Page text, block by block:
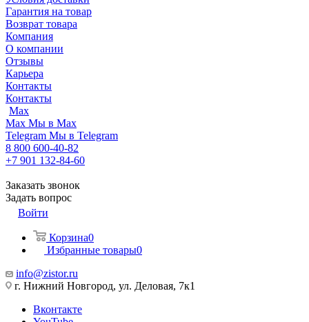
Гарантия на товар
Возврат товара
Компания
О компании
Отзывы
Карьера
Контакты
Контакты
Max
Max Мы в Max
Telegram Мы в Telegram
8 800 600-40-82
+7 901 132-84-60
Заказать звонок
Задать вопрос
Войти
Корзина0
Избранные товары0
info@zistor.ru
г. Нижний Новгород, ул. Деловая, 7к1
Вконтакте